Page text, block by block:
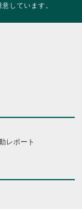
しています。
レポート